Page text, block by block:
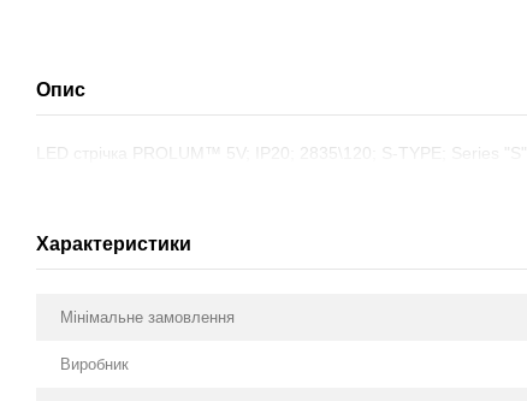
Опис
LED стрічка PROLUM™ 5V; IP20; 2835\120; S-TYPE; Series "S"
Характеристики
Мінімальне замовлення
Виробник